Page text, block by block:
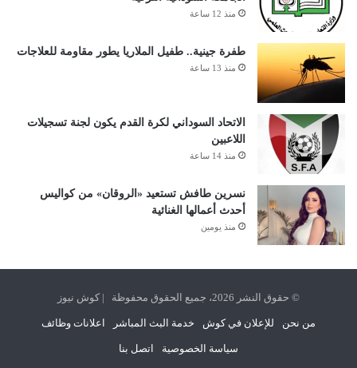
منذ 12 ساعة
طفرة جينية.. طفيل الملاريا يطور مقاومة للعلاجات
منذ 13 ساعة
الاتحاد السوداني لكرة القدم يكون لجنة تسجيلات
اللاعبين
منذ 14 ساعة
نسرين طافش تستعيد «الروقان» من كواليس
أحدث أعمالها الغنائية
منذ يومين
© حقوق النشر 2026، جميع الحقوق محفوظة | كوش نيوز
من نحن للإعلان في كوش خدمة البث المباشر اعلانات وظائف
سياسة الخصوصية اتصل بنا